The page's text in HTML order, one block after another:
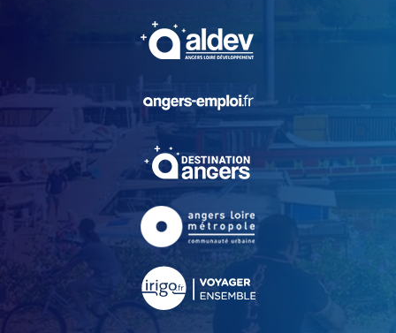
, Ouvre une nouvelle
, Ouvre une nouvelle